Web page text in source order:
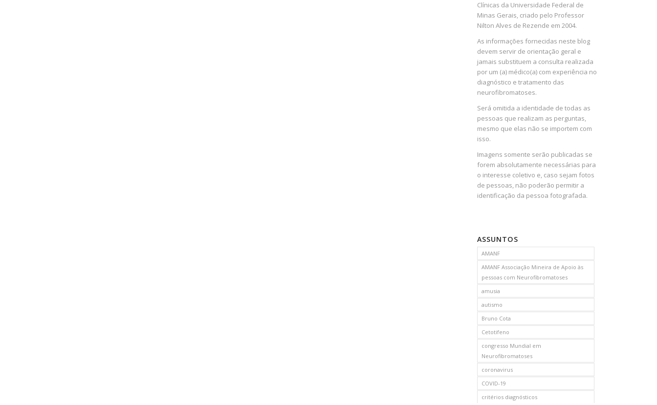
Clínicas da Universidade Federal de
Minas Gerais, criado pelo Professor
Nilton Alves de Rezende em 2004.
As informações fornecidas neste blog
devem servir de orientação geral e
jamais substituem a consulta realizada
por um (a) médico(a) com experiência no
diagnóstico e tratamento das
neurofibromatoses.
Será omitida a identidade de todas as
pessoas que realizam as perguntas,
mesmo que elas não se importem com
isso.
Imagens somente serão publicadas se
forem absolutamente necessárias para
o interesse coletivo e, caso sejam fotos
de pessoas, não poderão permitir a
identificação da pessoa fotografada.
ASSUNTOS
AMANF
AMANF Associação Mineira de Apoio às
pessoas com Neurofibromatoses
amusia
autismo
Bruno Cota
Cetotifeno
congresso Mundial em
Neurofibromatoses
coronavirus
COVID-19
critérios diagnósticos